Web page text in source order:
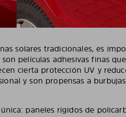
solares tradicionales, es
películas adhesivas finas
cierta protección UV y
y son propensas a
paneles rígidos de